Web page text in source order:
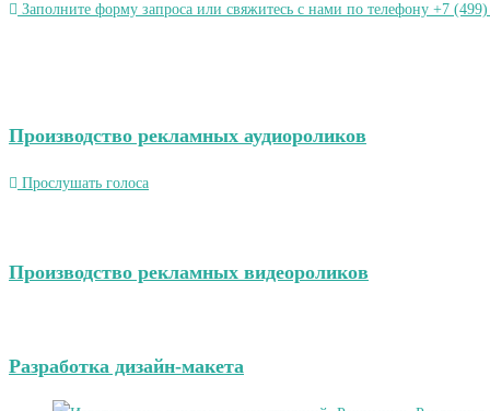
Заполните форму запроса или свяжитесь с нами по телефону +7
Производство рекламных аудиороликов
Прослушать голоса
Производство рекламных видеороликов
Разработка дизайн-макета